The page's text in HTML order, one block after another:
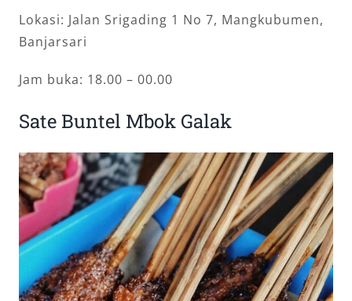
Lokasi: Jalan Srigading 1 No 7, Mangkubumen,
Banjarsari
Jam buka: 18.00 – 00.00
Sate Buntel Mbok Galak